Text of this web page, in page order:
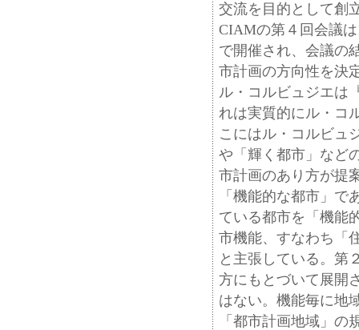
交流を目的として創
CIAMの第４回会議
で開催され、会議の
市計画の方向性を決
ル・コルビュジエは
れは実質的にル・コ
こにはル・コルビュ
や「輝く都市」など
市計画のあり方が提
「機能的な都市」
ている都市を「機能
市機能、すなわち「
と主張している。第
方にもとづいて展開
はない。機能毎に地
「都市計画地域」